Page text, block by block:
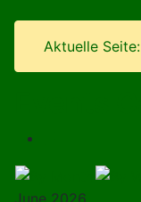
Aktuelle Seite:
June 2026